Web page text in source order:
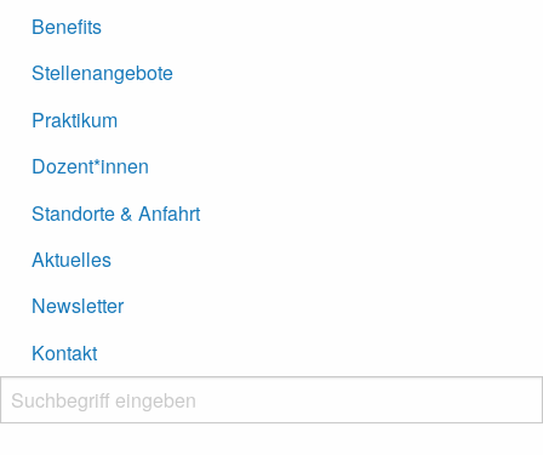
Benefits
Stellenangebote
Praktikum
Dozent*innen
Standorte & Anfahrt
Aktuelles
Newsletter
Kontakt
Suchbegriff eingeben